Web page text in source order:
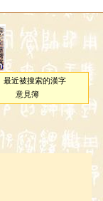
最近被搜索的漢字
意見簿